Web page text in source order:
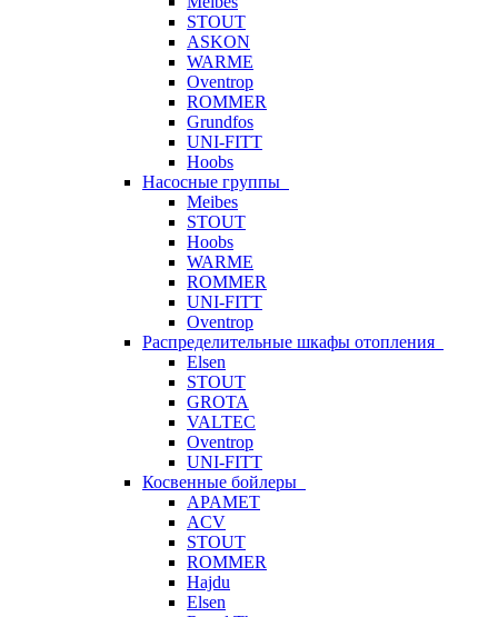
STOUT
ASKON
WARME
Oventrop
ROMMER
Grundfos
UNI-FITT
Hoobs
Насосные группы
Meibes
STOUT
Hoobs
WARME
ROMMER
UNI-FITT
Oventrop
Распределительные шкафы отопления
Elsen
STOUT
GROTA
VALTEC
Oventrop
UNI-FITT
Косвенные бойлеры
APAMET
ACV
STOUT
ROMMER
Hajdu
Elsen